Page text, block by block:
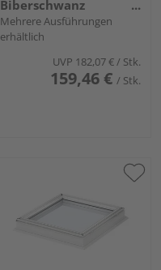
Biberschwanz
Doppeldeckung
Alu+BDX
Mehrere Ausführungen
erhältlich
UVP 182,07 €/ Stk.
159,46 € / Stk.